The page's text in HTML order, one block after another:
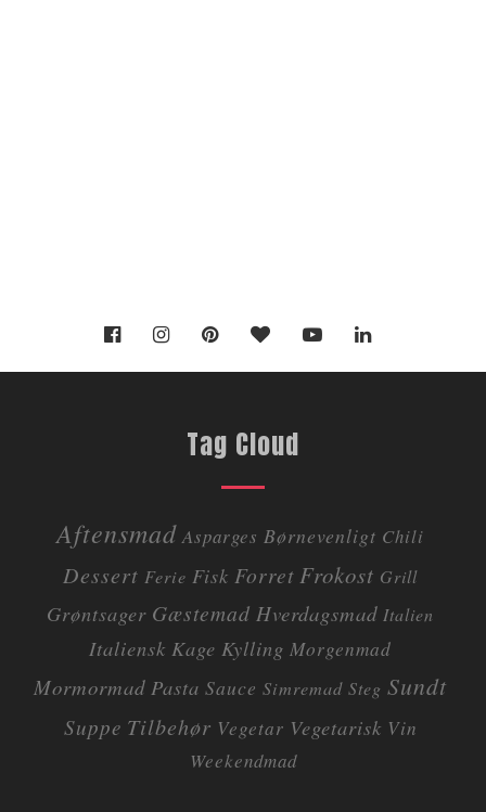
Tag Cloud
Aftensmad Asparges Børnevenligt Chili
Dessert Ferie Fisk Forret Frokost Grill
Grøntsager Gæstemad Hverdagsmad Italien
Italiensk Kage Kylling Morgenmad
Mormormad Pasta Sauce Simremad Steg Sundt
Suppe Tilbehør Vegetar Vegetarisk Vin
Weekendmad